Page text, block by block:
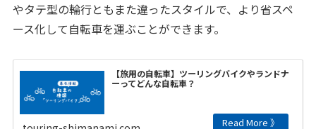
やタテ型の輪行ともまた違ったスタイルで、より省スペ
ース化して自転車を運ぶことができます。
【旅用の自転車】ツーリングバイクやランドナ
ーってどんな自転車？